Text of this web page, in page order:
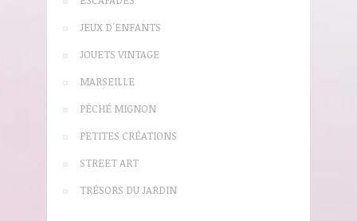
JEUX D'ENFANTS
JOUETS VINTAGE
MARSEILLE
PÉCHÉ MIGNON
PETITES CRÉATIONS
STREET ART
TRÉSORS DU JARDIN